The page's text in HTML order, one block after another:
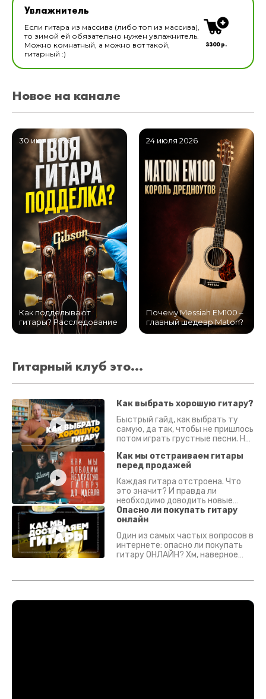
В наличии
Увлажнитель
Если гитара из массива (либо топ из массива),
то зимой ей обязательно нужен увлажнитель.
Можно комнатный, а можно вот такой,
гитарный :)
3300 р.
Новое на канале
30 июля 2026
Как подделывают
гитары? Расследование
24 июля 2026
Почему Messiah EM100 –
главный шедевр Maton?
Гитарный клуб это...
Как выбрать хорошую гитару?
Быстрый гайд, как выбрать ту
самую, да так, чтобы не пришлось
потом играть грустные песни. На
Как мы отстраиваем гитары
перед продажей
Каждая гитара отстроена. Что
это значит? И правда ли
необходимо доводить новые
гитары? Если кратко - да.
Подробно - в видео :)
Опасно ли покупать гитару
онлайн
Один из самых частых вопросов в
интернете: опасно ли покупать
гитару ОНЛАЙН? Хм, наверное
застрахован. Случись что -